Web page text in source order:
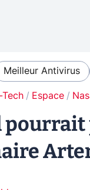
Meilleur Antivirus
Espace